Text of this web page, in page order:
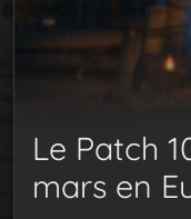
Le Patch
mars en